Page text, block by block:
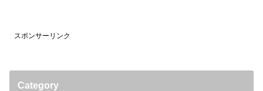
スポンサーリンク
Category